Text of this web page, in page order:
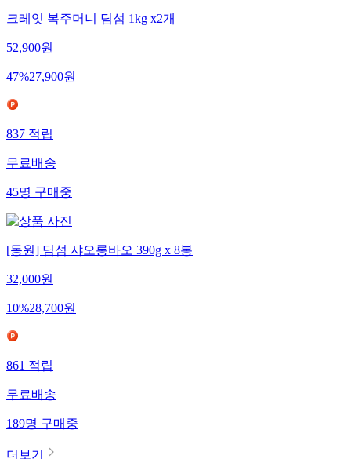
크레잇 복주머니 딤섬 1kg x2개
52,900원
47%27,900원
837적립
무료배송
45명구매중
[동원] 딤섬 샤오롱바오 390g x 8봉
32,000원
10%28,700원
861적립
무료배송
189명구매중